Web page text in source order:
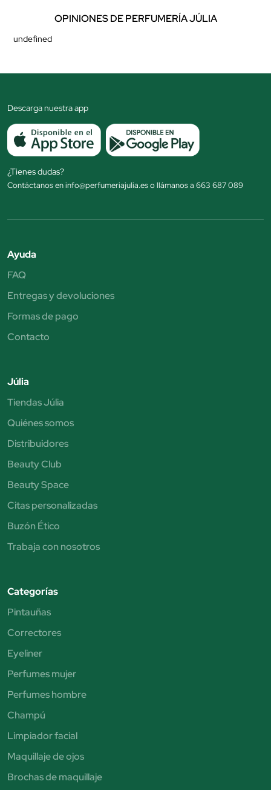
OPINIONES DE PERFUMERÍA JÚLIA
undefined
Descarga nuestra app
¿Tienes dudas?
Contáctanos en info@perfumeriajulia.es o llámanos a 663 687 089
Ayuda
FAQ
Entregas y devoluciones
Formas de pago
Contacto
Júlia
Tiendas Júlia
Quiénes somos
Distribuidores
Beauty Club
Beauty Space
Citas personalizadas
Buzón Ético
Trabaja con nosotros
Categorías
Pintauñas
Correctores
Eyeliner
Perfumes mujer
Perfumes hombre
Champú
Limpiador facial
Maquillaje de ojos
Brochas de maquillaje